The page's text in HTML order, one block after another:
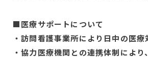
■医療サポートについて
・訪問看護事業所により日中の医療
・協力医療機関との連携体制によ